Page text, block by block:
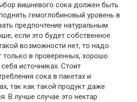
вишневого сока должен быть
гемоглобиновый уровень в
предпочтение натуральным
если это будет собственное
возможности нет, то надо
только в проверенных, хорошо
источниках. Стоит
сока в пакетах и
так как такой продукт даже
В лучше случае это нектар